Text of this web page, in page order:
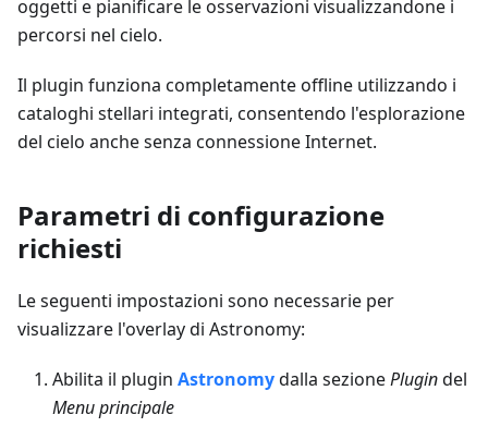
oggetti e pianificare le osservazioni visualizzandone i
percorsi nel cielo.
Il plugin funziona completamente offline utilizzando i
cataloghi stellari integrati, consentendo l'esplorazione
del cielo anche senza connessione Internet.
Parametri di configurazione
richiesti
Le seguenti impostazioni sono necessarie per
visualizzare l'overlay di Astronomy:
Abilita il plugin Astronomydalla sezionePlugindel
Menu principale